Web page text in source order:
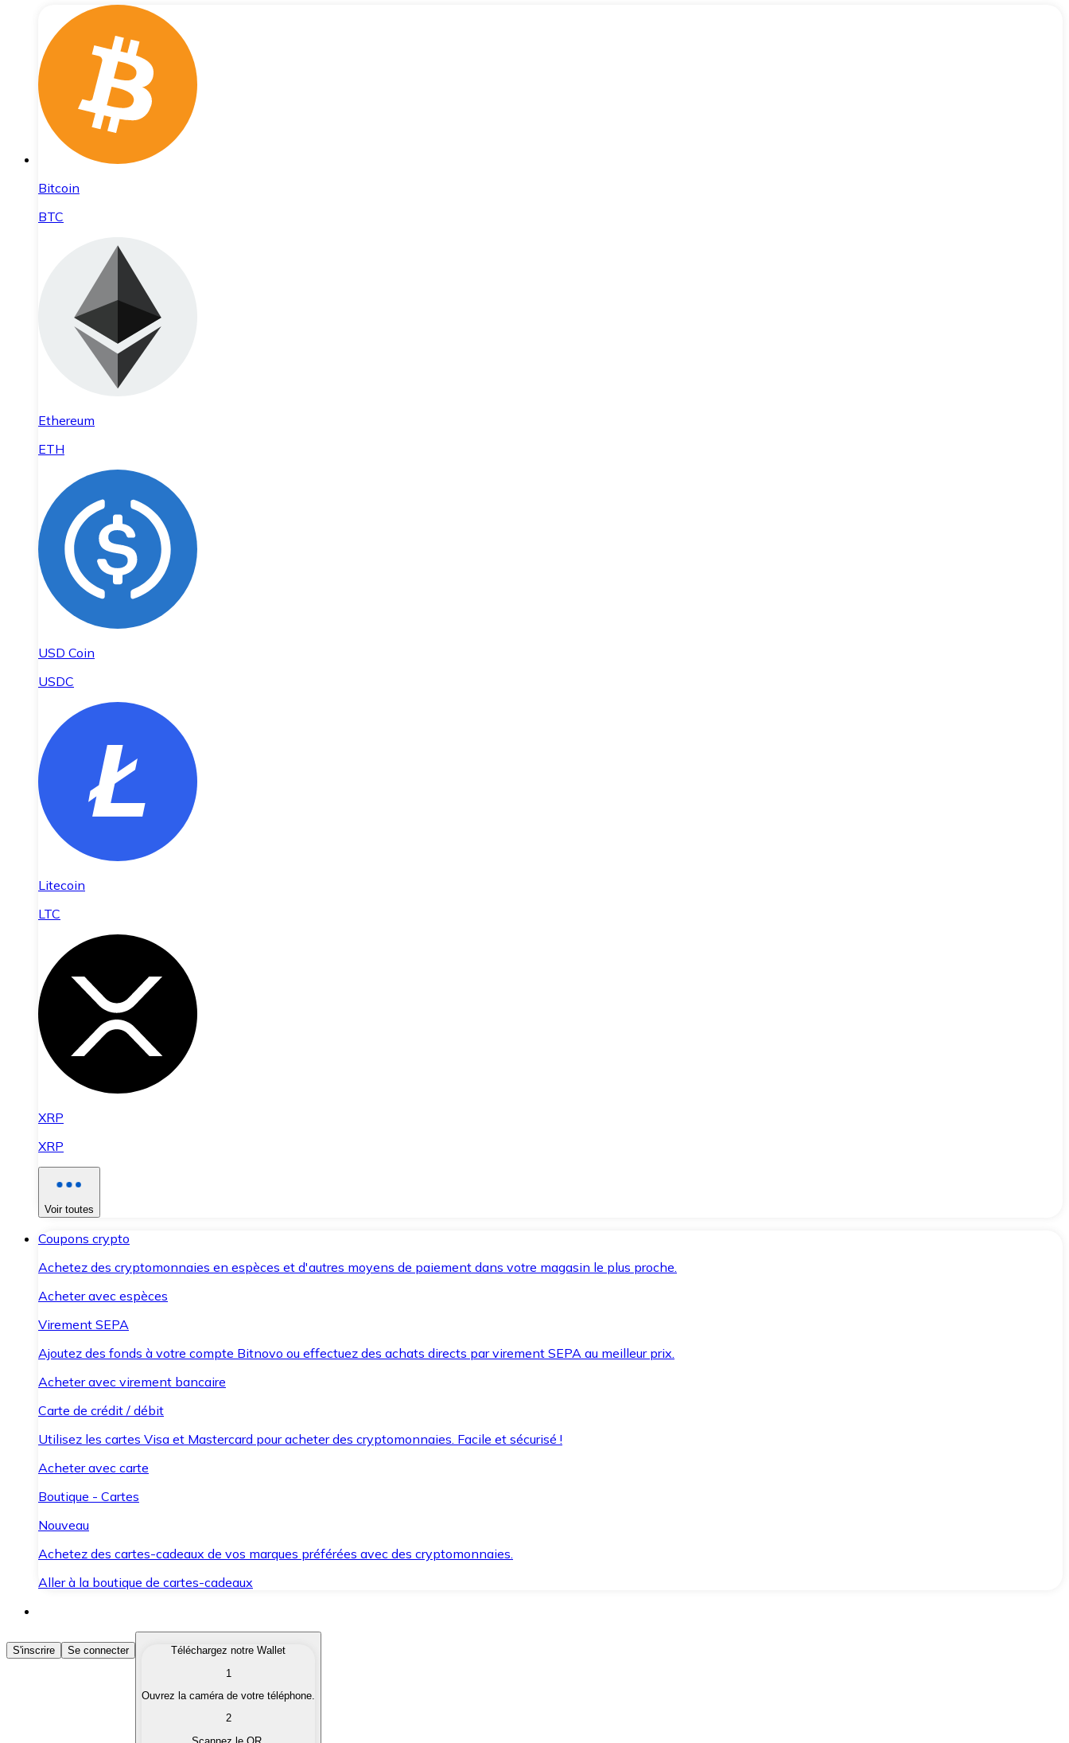
Bitcoin
BTC
Ethereum
ETH
USD Coin
USDC
Litecoin
LTC
XRP
XRP
Voir toutes
Coupons crypto
Achetez des cryptomonnaies en espèces et d'autres moyens de paiement dans votre magasin le plus proche.
Acheter avec espèces
Virement SEPA
Ajoutez des fonds à votre compte Bitnovo ou effectuez des achats directs par virement SEPA au meilleur prix.
Acheter avec virement bancaire
Carte de crédit / débit
Utilisez les cartes Visa et Mastercard pour acheter des cryptomonnaies. Facile et sécurisé !
Acheter avec carte
Boutique - Cartes
Nouveau
Achetez des cartes-cadeaux de vos marques préférées avec des cryptomonnaies.
Aller à la boutique de cartes-cadeaux
Acheter des Cryptomonnaies
Achetez les cryptomonnaies qui vous intéressent rapidement et en toute sécurité.
Convertissez vos cryptomonnaies en monnaie fiduciaire lorsque vous en avez besoin.
S'inscrire Se connecter
Téléchargez notre Wallet
1
Ouvrez la caméra de votre téléphone.
2